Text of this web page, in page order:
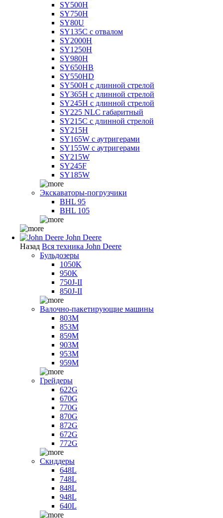
SY500H
SY750H
SY80U
SY135C с отвалом
SY2000H
SY1250H
SY980H
SY650HB
SY550HD
SY500H с длинной стрелой
SY365H с длинной стрелой
SY245H с длинной стрелой
SY225 NLC габаритный
SY215C с длинной стрелой
SY215H
SY165W с аутригерами
SY155W с аутригерами
SY215W
SY245F
SY185W
Экскаваторы-погрузчики
BHL 95
BHL 105
John Deere
Назад Вся техника John Deere
Бульдозеры
1050K
950K
750J-II
850J-II
Валочно-пакетирующие машины
803M
853M
859M
903M
953M
959M
Грейдеры
622G
670G
770G
870G
872G
672G
772G
Скиддеры
648L
748L
848L
948L
640L